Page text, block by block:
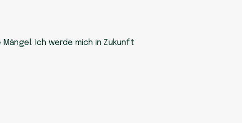
Ich werde mich in Zukunft